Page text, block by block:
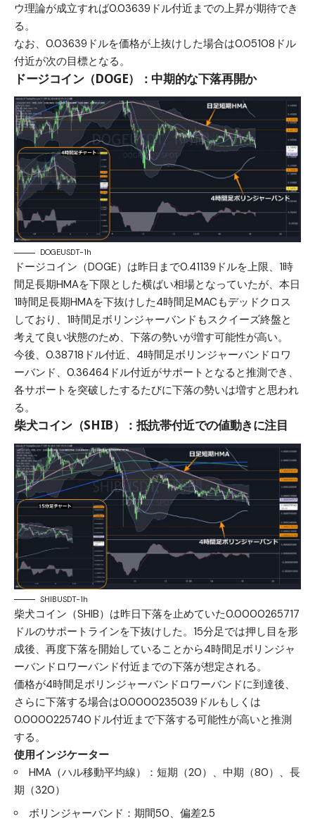
ウ理論が成立すれば0.03639ドル付近までの上昇が期待でき
る。
なお、0.03639ドルを価格が上抜けした場合は0.05108ドル
付近が次の目標となる。
ドージコイン（DOGE）：中期的な下落再開か
DOGEUSDT-1h
ドージコイン（DOGE）は昨日まで0.41139ドルを上限、1時
間足長期HMAを下限とした横ばい相場となっていたが、本日
1時間足長期HMAを下抜けした4時間足MACもデッドクロス
しており、1時間足ボリンジャーバンドもスクイーズ終盤と
考えて良い状態のため、下落の勢いが増す可能性が高い。
今後、0.38718ドル付近、4時間足ボリンジャーバンドロワ
ーバンド、0.36464ドル付近がサポートとなると推測でき、
各サポートを突破したするたびに下落の勢いは増すと思われ
る。
柴犬コイン（SHIB）：抵抗帯付近での値動きに注目
SHIBUSDT-1h
柴犬コイン（SHIB）は昨日下落を止めていた0.0000265717
ドルのサポートラインを下抜けした。15分足では押し目を形
成後、再度下落を開始していることから4時間足ボリンジャ
ーバンドロワーバンド付近までの下落が想定される。
価格が4時間足ボリンジャーバンドロワーバンドに到達後、
さらに下落する場合は0.0000235039ドルもしくは
0.0000225740ドル付近まで下落する可能性が高いと推測
する。
使用インジケーター
HMA（ハル移動平均線）：短期（20）、中期（80）、長
期（320）
ボリンジャーバンド：期間50、偏差2.5